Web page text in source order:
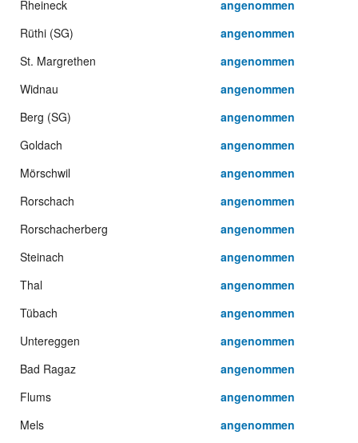
Rheineck
angenommen
Rüthi (SG)
angenommen
St. Margrethen
angenommen
Widnau
angenommen
Berg (SG)
angenommen
Goldach
angenommen
Mörschwil
angenommen
Rorschach
angenommen
Rorschacherberg
angenommen
Steinach
angenommen
Thal
angenommen
Tübach
angenommen
Untereggen
angenommen
Bad Ragaz
angenommen
Flums
angenommen
Mels
angenommen